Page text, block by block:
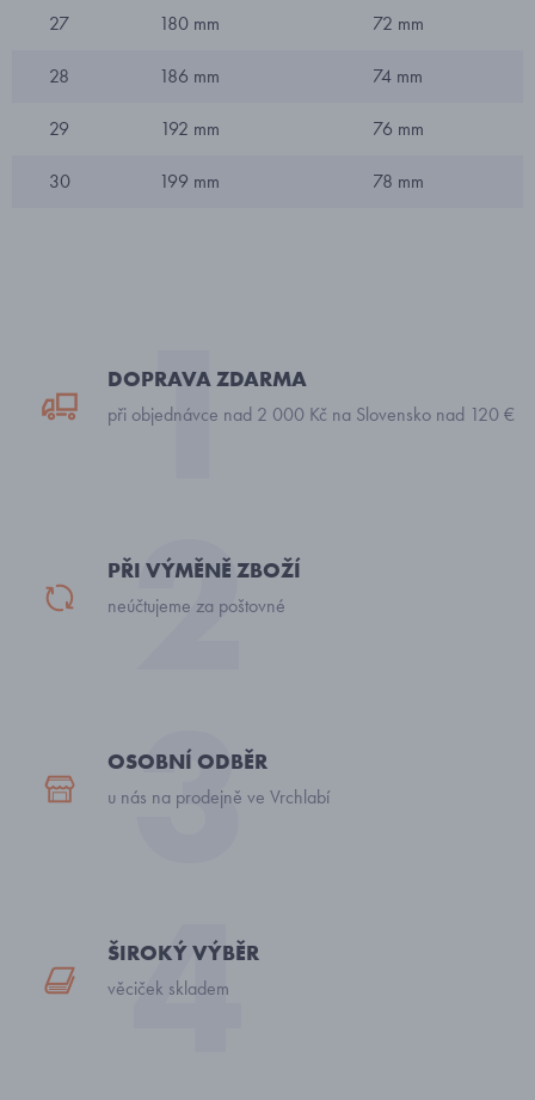
27 180 mm 72 mm
28 186 mm 74 mm
29 192 mm 76 mm
30 199 mm 78 mm
DOPRAVA ZDARMA
při objednávce nad 2 000 Kč na Slovensko nad 120 €
PŘI VÝMĚNĚ ZBOŽÍ
neúčtujeme za poštovné
OSOBNÍ ODBĚR
u nás na prodejně ve Vrchlabí
ŠIROKÝ VÝBĚR
věciček skladem